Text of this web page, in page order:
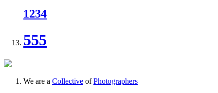
1234
555
We are a Collective of Photographers